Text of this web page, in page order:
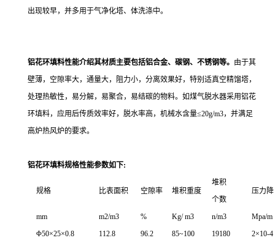
出现较早，并多用于气净化塔、 体洗涤中。
铝花环填料性能介绍其材质主要包括铝合金、碳钢、不锈钢等。 由于其
壁薄，空隙率大，通量大，阻力小，分离效果好，特别适真空精馏塔，
处理热敏性，易分解，易聚合，易结碳的物料。如煤气脱水器采用铝花
环填料，应用后传质效率好，脱水率高，机械水含量≤20g/m3，并满足
高炉热风炉的要求。
铝花环填料规格性能参数如下:
规格 比表面积 空隙率 堆积重度
堆积
个数
压力降
mm m2/m3 % Kg/ m3 n/m3
Mpa/m
Φ50×25×0.8
112.8 96.2 85~100 19180
2×10-4